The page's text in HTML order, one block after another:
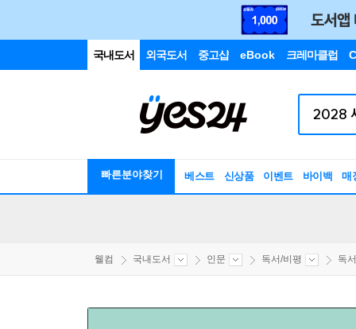
국내도서 외국도서 중고샵 eBook 크레마클럽
빠른분야찾기 베스트 신상품 이벤트 바이백 매
웰컴 국내도서 인문 독서/비평 독